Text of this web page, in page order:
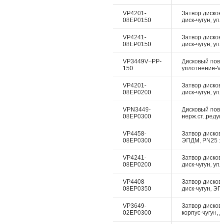
VP4201-
08EP0150
Затвор
диск-чугун,
VP4241-
08EP0150
Затвор
диск-чугун,
VP3449V+PP-
150
Дисковый
уплотнение-
VP4201-
08EP0200
Затвор
диск-чугун,
VPN3449-
08EP0300
Дисковый
VP4458-
08EP0300
Затвор
ЭПДМ, PN25 :
VP4241-
08EP0200
Затвор
диск-чугун,
VP4408-
08EP0350
Затвор
диск-чугун,
VP3649-
02EP0300
Затвор
корпус-